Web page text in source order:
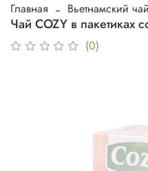
Главная Вьетнамский чай
Чай COZY в пакетиках
(0)